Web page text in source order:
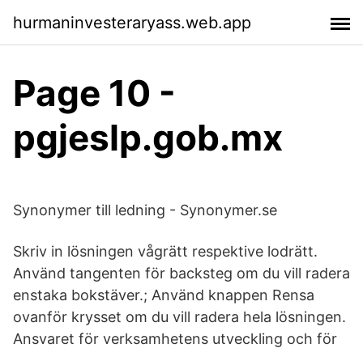
hurmaninvesteraryass.web.app
Page 10 -
pgjeslp.gob.mx
Synonymer till ledning - Synonymer.se
Skriv in lösningen vågrätt respektive lodrätt.
Använd tangenten för backsteg om du vill radera
enstaka bokstäver.; Använd knappen Rensa
ovanför krysset om du vill radera hela lösningen.
Ansvaret för verksamhetens utveckling och för